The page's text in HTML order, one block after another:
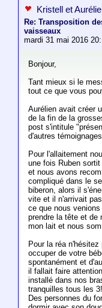
Kristell et
Re: Transposition
vaisseaux
mardi 31 mai 2016
Bonjour,
Tant mieux si le
tout ce que vous
Aurélien avait créer
de la fin de la
post s'intitule
d'autres
Pour l'allaitement
une fois Ruben
et nous avons
compliqué dans le
biberon, alors il
vite et il n'arrivait
ce que nous
prendre la tête et de
mon lait et nous
Pour la réa
occuper de votre
spontanément et
il fallait faire
installé dans nos
tranquilles tous les 3!
Des personnes du